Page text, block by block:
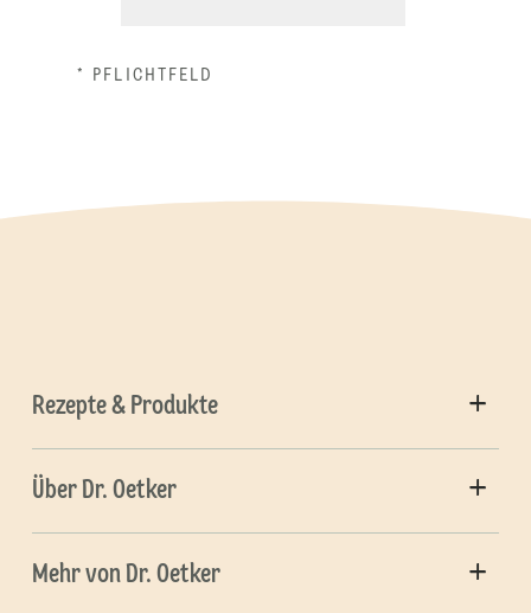
* PFLICHTFELD
Rezepte & Produkte
Über Dr. Oetker
Mehr von Dr. Oetker